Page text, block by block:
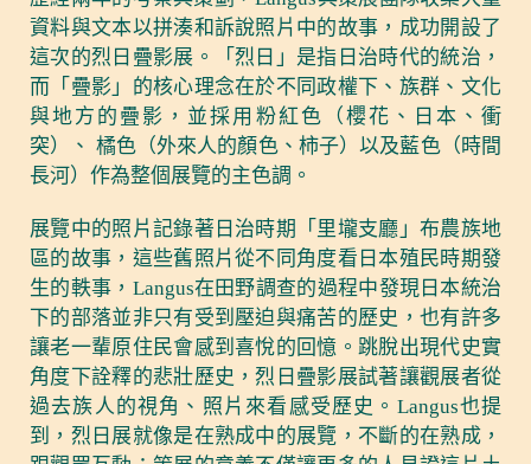
資料與文本以拼湊和訴說照片中的故事，成功開設了
這次的烈日疊影展。「烈日」是指日治時代的統治，
而「疊影」的核心理念在於不同政權下、族群、文化
與地方的疊影，並採用粉紅色（櫻花、日本、衝
突）、 橘色（外來人的顏色、柿子）以及藍色（時間
長河）作為整個展覽的主色調。
展覽中的照片記錄著日治時期「里壠支廳」布農族地
區的故事，這些舊照片從不同角度看日本殖民時期發
生的軼事，Langus在田野調查的過程中發現日本統治
下的部落並非只有受到壓迫與痛苦的歷史，也有許多
讓老一輩原住民會感到喜悅的回憶。跳脫出現代史實
角度下詮釋的悲壯歷史，烈日疊影展試著讓觀展者從
過去族人的視角、照片來看感受歷史。Langus也提
到，烈日展就像是在熟成中的展覽，不斷的在熟成，